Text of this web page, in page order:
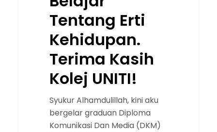
Tentang Erti
Kehidupan.
Terima Kasih
Kolej UNITI!
Syukur Alhamdulillah, kini aku
bergelar graduan Diploma
Komunikasi Dan Media (DKM)